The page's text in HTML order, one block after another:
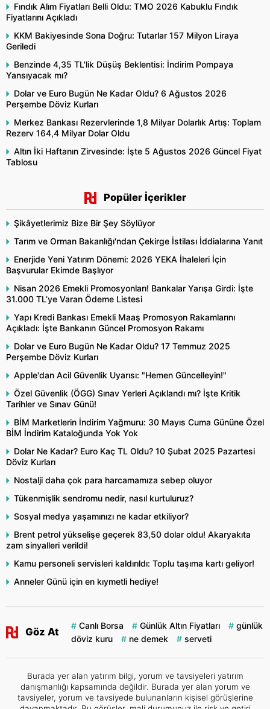
Fındık Alım Fiyatları Belli Oldu: TMO 2026 Kabuklu Fındık
Fiyatlarını Açıkladı
KKM Bakiyesinde Sona Doğru: Tutarlar 157 Milyon Liraya
Geriledi
Benzinde 4,35 TL'lik Düşüş Beklentisi: İndirim Pompaya
Yansıyacak mı?
Dolar ve Euro Bugün Ne Kadar Oldu? 6 Ağustos 2026
Perşembe Döviz Kurları
Merkez Bankası Rezervlerinde 1,8 Milyar Dolarlık Artış: Toplam
Rezerv 164,4 Milyar Dolar Oldu
Altın İki Haftanın Zirvesinde: İşte 5 Ağustos 2026 Güncel Fiyat
Tablosu
Popüler İçerikler
Şikâyetlerimiz Bize Bir Şey Söylüyor
Tarım ve Orman Bakanlığı'ndan Çekirge İstilası İddialarına Yanıt
Enerjide Yeni Yatırım Dönemi: 2026 YEKA İhaleleri İçin
Başvurular Ekimde Başlıyor
Nisan 2026 Emekli Promosyonları! Bankalar Yarışa Girdi: İşte
31.000 TL’ye Varan Ödeme Listesi
Yapı Kredi Bankası Emekli Maaş Promosyon Rakamlarını
Açıkladı: İşte Bankanın Güncel Promosyon Rakamı
Dolar ve Euro Bugün Ne Kadar Oldu? 17 Temmuz 2025
Perşembe Döviz Kurları
Apple'dan Acil Güvenlik Uyarısı: "Hemen Güncelleyin!"
Özel Güvenlik (ÖGG) Sınav Yerleri Açıklandı mı? İşte Kritik
Tarihler ve Sınav Günü!
BİM Marketlerin İndirim Yağmuru: 30 Mayıs Cuma Gününe Özel
BİM İndirim Kataloğunda Yok Yok
Dolar Ne Kadar? Euro Kaç TL Oldu? 10 Şubat 2025 Pazartesi
Döviz Kurları
Nostalji daha çok para harcamamıza sebep oluyor
Tükenmişlik sendromu nedir, nasıl kurtuluruz?
Sosyal medya yaşamınızı ne kadar etkiliyor?
Brent petrol yükselişe geçerek 83,50 dolar oldu! Akaryakıta
zam sinyalleri verildi!
Kamu personeli servisleri kaldırıldı: Toplu taşıma kartı geliyor!
Anneler Günü için en kıymetli hediye!
Göz At
Canlı Borsa Günlük Altın Fiyatları
günlük
döviz kuru
ne demek serveti
Burada yer alan yatırım bilgi, yorum ve tavsiyeleri yatırım
danışmanlığı kapsamında değildir. Burada yer alan yorum ve
tavsiyeler, yorum ve tavsiyede bulunanların kişisel görüşlerine